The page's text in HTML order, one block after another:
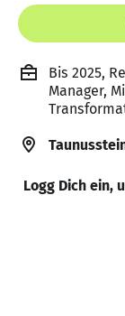
Bis 2025,
Manager,
Logg Dich ein,